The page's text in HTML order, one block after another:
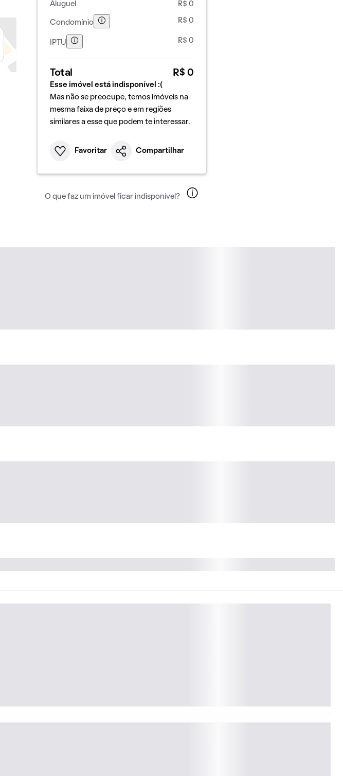
Aluguel R$ 0
Condomínio R$ 0
IPTU R$ 0
Total R$ 0
Esse imóvel está indisponível :(
Mas não se preocupe, temos imóveis na
mesma faixa de preço e em regiões
similares a esse que podem te interessar.
Favoritar Compartilhar
O que faz um imóvel ficar indisponível?